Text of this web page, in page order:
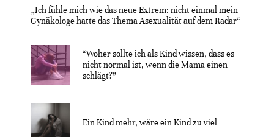
„Ich fühle mich wie das neue Extrem: nicht einmal mein
Gynäkologe hatte das Thema Asexualität auf dem Radar“
“Woher sollte ich als Kind wissen, dass es
nicht normal ist, wenn die Mama einen
schlägt?”
Ein Kind mehr, wäre ein Kind zu viel